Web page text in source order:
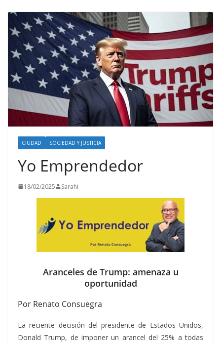
CIUDAD SOCIEDAD Y JUSTICIA
Yo Emprendedor
18/02/2025 Sarahi
Aranceles de Trump: amenaza u
oportunidad
Por Renato Consuegra
La reciente decisión del presidente de Estados Unidos,
Donald Trump, de imponer un arancel del 25% a todas